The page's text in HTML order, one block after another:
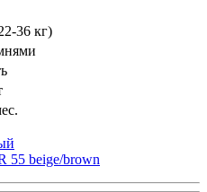
36 кг)
55 beige/brown